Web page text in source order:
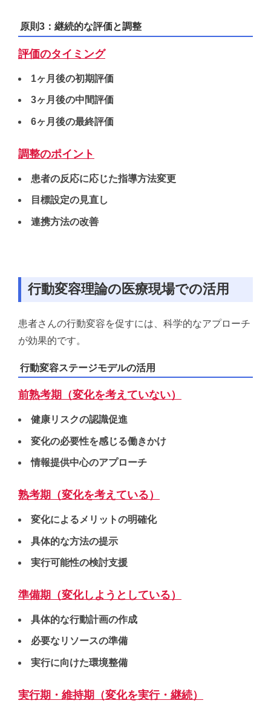
原則3：継続的な評価と調整
評価のタイミング
1ヶ月後の初期評価
3ヶ月後の中間評価
6ヶ月後の最終評価
調整のポイント
患者の反応に応じた指導方法変更
目標設定の見直し
連携方法の改善
行動変容理論の医療現場での活用
患者さんの行動変容を促すには、科学的なアプローチ
が効果的です。
行動変容ステージモデルの活用
前熟考期（変化を考えていない）
健康リスクの認識促進
変化の必要性を感じる働きかけ
情報提供中心のアプローチ
熟考期（変化を考えている）
変化によるメリットの明確化
具体的な方法の提示
実行可能性の検討支援
準備期（変化しようとしている）
具体的な行動計画の作成
必要なリソースの準備
実行に向けた環境整備
実行期・維持期（変化を実行・継続）